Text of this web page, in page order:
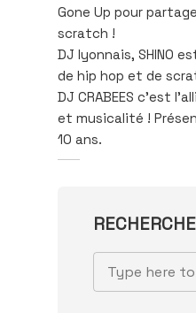
Gone Up pour
scratch !
DJ lyonnais, SHINO
de hip hop et de
DJ CRABEES c'est
et musicalité !
10 ans.